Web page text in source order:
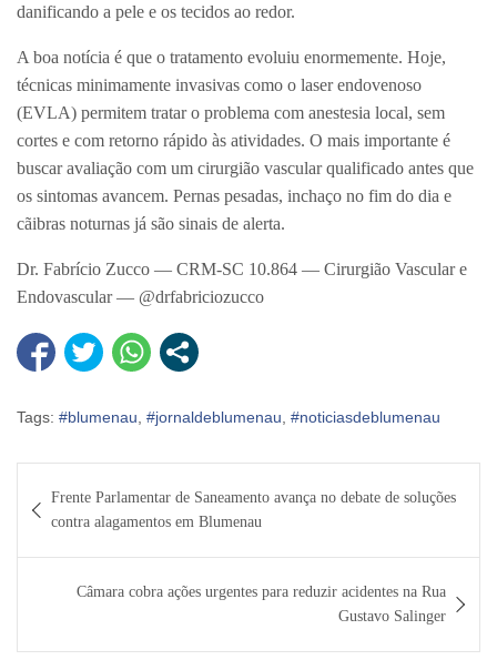
danificando a pele e os tecidos ao redor.
A boa notícia é que o tratamento evoluiu enormemente. Hoje,
técnicas minimamente invasivas como o laser endovenoso
(EVLA) permitem tratar o problema com anestesia local, sem
cortes e com retorno rápido às atividades. O mais importante é
buscar avaliação com um cirurgião vascular qualificado antes que
os sintomas avancem. Pernas pesadas, inchaço no fim do dia e
cãibras noturnas já são sinais de alerta.
Dr. Fabrício Zucco — CRM-SC 10.864 — Cirurgião Vascular e
Endovascular — @drfabriciozucco
Tags: #blumenau, #jornaldeblumenau, #noticiasdeblumenau
de
Post
Frente Parlamentar de Saneamento avança no debate de soluções
contra alagamentos em Blumenau
Câmara cobra ações urgentes para reduzir acidentes na Rua
Gustavo Salinger